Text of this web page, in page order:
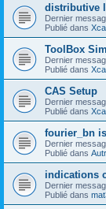
distributive
Dernier
Publié dans
ToolBox
Dernier
Publié dans
CAS Setup
Dernier
Publié dans
fourier_bn
Dernier
Publié dans
indications
Dernier
Publié dans